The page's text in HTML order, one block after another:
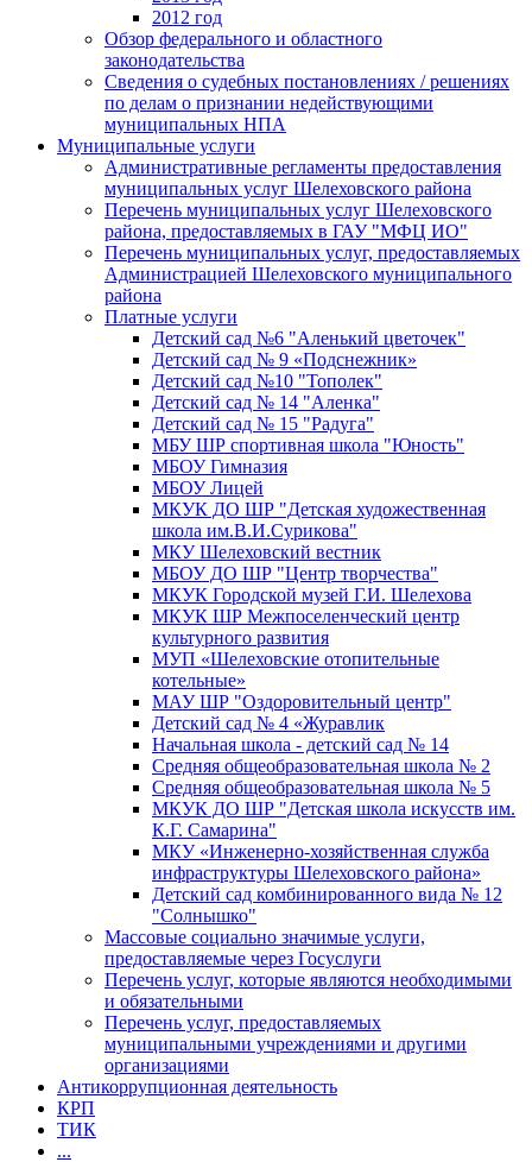
2012 год
Обзор федерального и областного
законодательства
Сведения о судебных постановлениях / решениях
по делам о признании недействующими
муниципальных НПА
Муниципальные услуги
Административные регламенты предоставления
муниципальных услуг Шелеховского района
Перечень муниципальных услуг Шелеховского
района, предоставляемых в ГАУ "МФЦ ИО"
Перечень муниципальных услуг, предоставляемых
Администрацией Шелеховского муниципального
района
Платные услуги
Детский сад №6 "Аленький цветочек"
Детский сад № 9 «Подснежник»
Детский сад №10 "Тополек"
Детский сад № 14 "Аленка"
Детский сад № 15 "Радуга"
МБУ ШР спортивная школа "Юность"
МБОУ Гимназия
МБОУ Лицей
МКУК ДО ШР "Детская художественная
школа им.В.И.Сурикова"
МКУ Шелеховский вестник
МБОУ ДО ШР "Центр творчества"
МКУК Городской музей Г.И. Шелехова
МКУК ШР Межпоселенческий центр
культурного развития
МУП «Шелеховские отопительные
котельные»
МАУ ШР "Оздоровительный центр"
Детский сад № 4 «Журавлик
Начальная школа - детский сад № 14
Средняя общеобразовательная школа № 2
Средняя общеобразовательная школа № 5
МКУК ДО ШР "Детская школа искусств им.
К.Г. Самарина"
МКУ «Инженерно-хозяйственная служба
инфраструктуры Шелеховского района»
Детский сад комбинированного вида № 12
"Солнышко"
Массовые социально значимые услуги,
предоставляемые через Госуслуги
Перечень услуг, которые являются необходимыми
и обязательными
Перечень услуг, предоставляемых
муниципальными учреждениями и другими
организациями
Антикоррупционная деятельность
КРП
ТИК
...